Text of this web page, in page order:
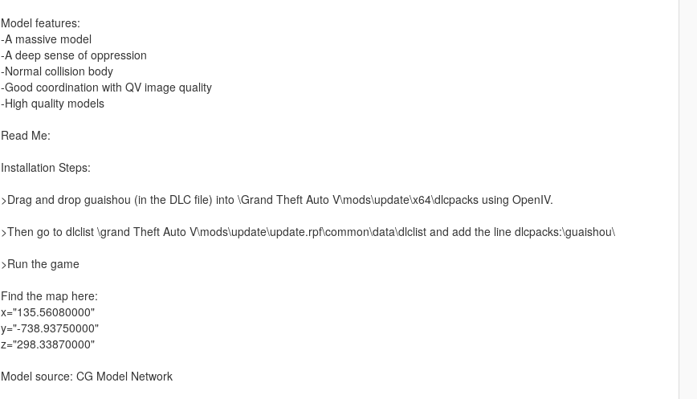
Model features:
-A massive model
-A deep sense of oppression
-Normal collision body
-Good coordination with QV image quality
-High quality models
Read Me:
Installation Steps:
>Drag and drop guaishou (in the DLC file) into \Grand Theft Auto V\mods\update\x64\dlcpacks using OpenIV.
>Then go to dlclist \grand Theft Auto V\mods\update\update.rpf\common\data\dlclist and add the line dlcpacks:\guaishou\
>Run the game
Find the map here:
x="135.56080000"
y="-738.93750000"
z="298.33870000"
Model source: CG Model Network